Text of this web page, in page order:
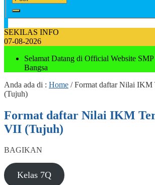
SEKILAS INFO
07-08-2026
Selamat Datang di Official Website
Bangsa
Anda ada di : Home /Format daftar Nilai IKM
(Tujuh)
Format daftar Nilai IKM
VII (Tujuh)
BAGIKAN
Kelas 7Q